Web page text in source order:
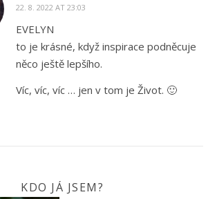
22. 8. 2022 AT 23:03
EVELYN
to je krásné, když inspirace podněcuje
něco ještě lepšího.
Víc, víc, víc … jen v tom je Život. 🙂
KDO JÁ JSEM?